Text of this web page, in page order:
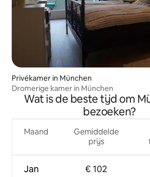
Privékamer in München
Dromerige kamer in München
Wat is de beste tijd om
bezoeken?
Maand
Jan
Gemiddelde
prijs
€ 102